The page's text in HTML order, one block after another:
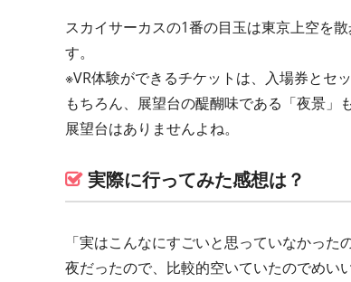
スカイサーカスの1番の目玉は東京上空を
す。
※VR体験ができるチケットは、入場券とセ
もちろん、展望台の醍醐味である「夜景
展望台はありませんよね。
実際に行ってみた感想は？
「実はこんなにすごいと思っていなかっ
夜だったので、比較的空いていたのでめい